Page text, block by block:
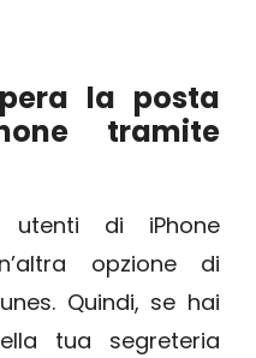
la posta
tramite
di iPhone
opzione di
Quindi, se hai
tua segreteria